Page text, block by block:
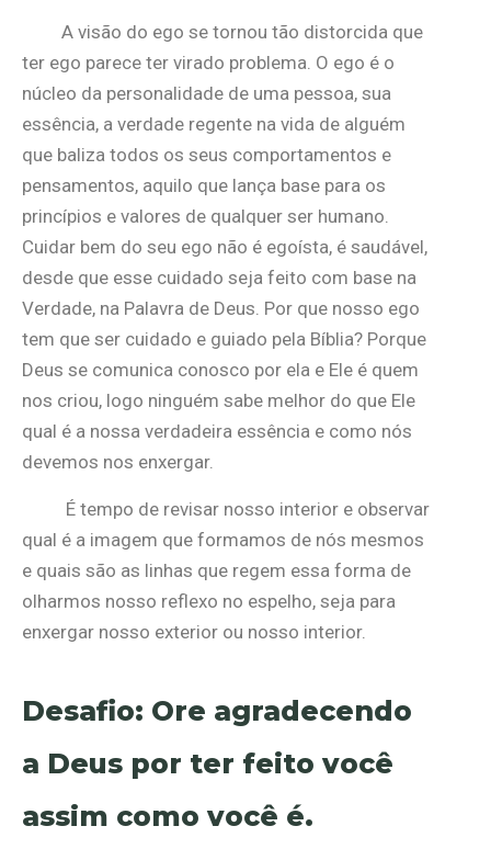
A visão do ego se tornou tão distorcida que
ter ego parece ter virado problema. O ego é o
núcleo da personalidade de uma pessoa, sua
essência, a verdade regente na vida de alguém
que baliza todos os seus comportamentos e
pensamentos, aquilo que lança base para os
princípios e valores de qualquer ser humano.
Cuidar bem do seu ego não é egoísta, é saudável,
desde que esse cuidado seja feito com base na
Verdade, na Palavra de Deus. Por que nosso ego
tem que ser cuidado e guiado pela Bíblia? Porque
Deus se comunica conosco por ela e Ele é quem
nos criou, logo ninguém sabe melhor do que Ele
qual é a nossa verdadeira essência e como nós
devemos nos enxergar.
É tempo de revisar nosso interior e observar
qual é a imagem que formamos de nós mesmos
e quais são as linhas que regem essa forma de
olharmos nosso reflexo no espelho, seja para
enxergar nosso exterior ou nosso interior.
Desafio: Ore agradecendo
a Deus por ter feito você
assim como você é.